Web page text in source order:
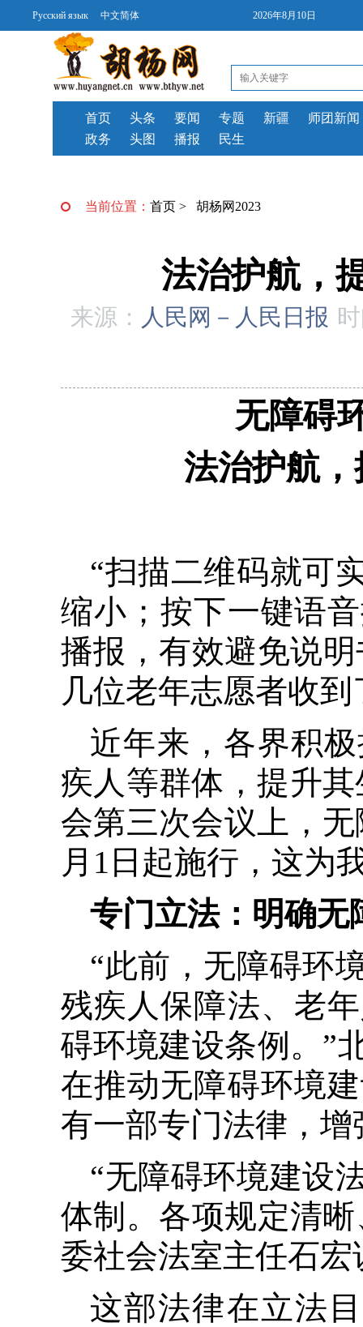
Русский язык 中文简体 2026年8月10日
首页 头条
要闻
政务
头图 播报
专题 新疆
师团新闻
民生
当前位置： 首页 > 胡杨网2023
法治护航，
来源： 人民网－人民日报
无障碍
法治护航
“扫描二维码就可
缩小；按下一键语
播报，有效避免说
几位老年志愿者收
近年来，各界积
疾人等群体，提升
会第三次会议上，
月1日起施行，这为
专门立法：明确无
“此前，无障碍环
残疾人保障法、老
碍环境建设条例。”
在推动无障碍环境
有一部专门法律，
“无障碍环境建设
体制。各项规定清
委社会法室主任石宏
这部法律在立法